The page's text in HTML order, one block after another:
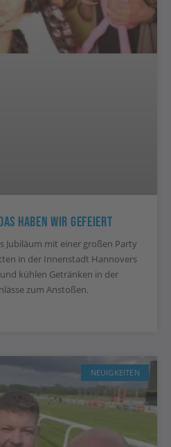
Haben Wir Gefeiert
Jubiläum mit einer großen Party
in der Innenstadt Hannovers
kühlen Getränken in der
zum Anstoßen.
NEUIGKEITEN